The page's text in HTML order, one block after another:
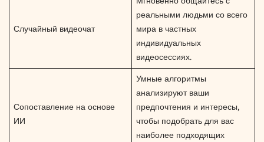
Случайный видеочат
реальными людьми со всего
мира в частных
индивидуальных
видеосессиях.
Сопоставление на основе
ИИ
Умные алгоритмы
анализируют ваши
предпочтения и интересы,
чтобы подобрать для вас
наиболее подходящих